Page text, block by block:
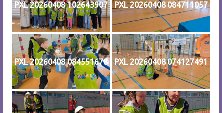
PXL 20260408 102643907 PXL 20260408 084711057
PXL 20260408 084551678 PXL 20260408 074127491